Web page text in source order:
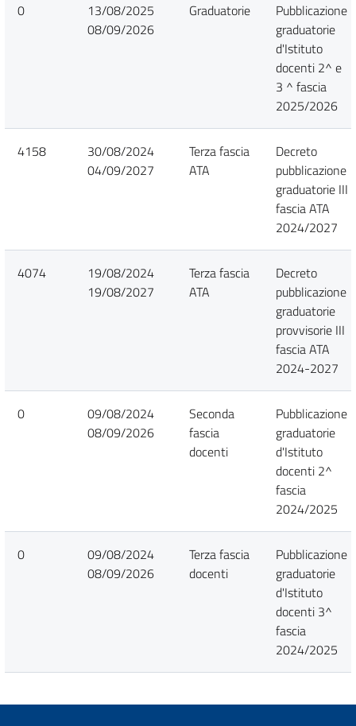
0
13/08/2025
08/09/2026
Graduatorie
Pubblicazione
graduatorie
d'Istituto
docenti 2^ e
3 ^ fascia
2025/2026
4158
30/08/2024
04/09/2027
Terza fascia
ATA
Decreto
pubblicazione
graduatorie III
fascia ATA
2024/2027
4074
19/08/2024
19/08/2027
Terza fascia
ATA
Decreto
pubblicazione
graduatorie
provvisorie III
fascia ATA
2024-2027
0
09/08/2024
08/09/2026
Seconda
fascia
docenti
Pubblicazione
graduatorie
d'Istituto
docenti 2^
fascia
2024/2025
0
09/08/2024
08/09/2026
Terza fascia
docenti
Pubblicazione
graduatorie
d'Istituto
docenti 3^
fascia
2024/2025